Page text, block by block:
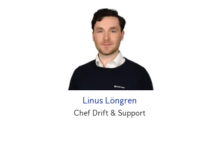
Linus Löngren
Chef Drift & Support